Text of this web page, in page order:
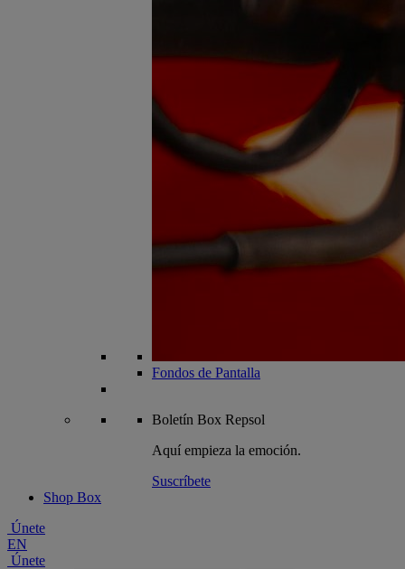
Fondos de Pantalla
Boletín Box Repsol
Aquí empieza la emoción.
Suscríbete
Shop Box
Únete
EN
Únete